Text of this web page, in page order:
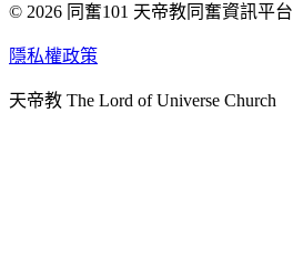
天人研究總院
天人研究學院
天人炁功院
© 2026 同奮101 天帝教同奮資訊平台
隱私權政策
天帝教 The Lord of Universe Church